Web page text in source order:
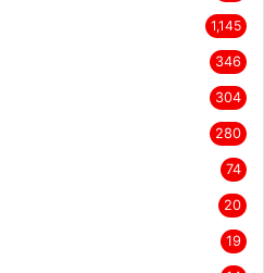
1,145
346
304
280
74
20
19